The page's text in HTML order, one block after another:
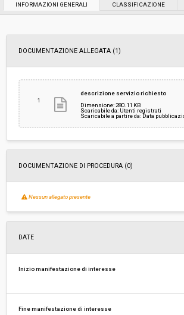
Svolgimento:
Importo a base di gara soggetto a
ribasso:
Costi di sicurezza non soggetti a
ribasso:
-
Link al fascicolo trasparenza: Clicca qui
INFORMAZIONI GENERALI CLASSIFICAZIONE
DOCUMENTAZIONE ALLEGATA (1)
1
descrizione servizio richiesto
Dimensione: 280.11 KB
Scaricabile da: Utenti registrati
Scaricabile a partire da: Data
DOCUMENTAZIONE DI PROCEDURA (0)
Nessun allegato presente
DATE
Inizio manifestazione di interesse
Fine manifestazione di interesse